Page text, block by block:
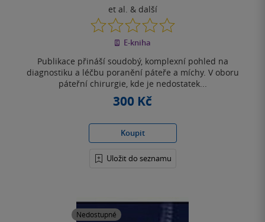
et al. & další
0.0
z
5
E-kniha
Publikace přináší soudobý, komplexní pohled na
diagnostiku a léčbu poranění páteře a míchy. V oboru
páteřní chirurgie, kde je nedostatek...
300 Kč
Koupit
Uložit do seznamu
Nedostupné